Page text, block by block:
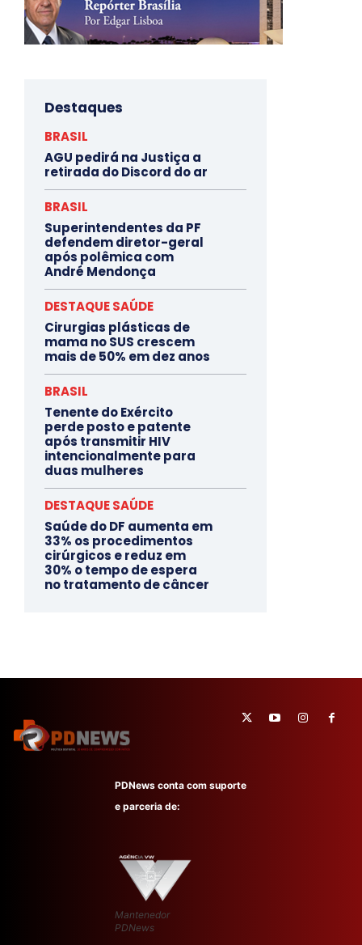
Destaques
BRASIL
AGU pedirá na Justiça a
retirada do Discord do ar
BRASIL
Superintendentes da PF
defendem diretor-geral
após polêmica com
André Mendonça
DESTAQUE SAÚDE
Cirurgias plásticas de
mama no SUS crescem
mais de 50% em dez anos
BRASIL
Tenente do Exército
perde posto e patente
após transmitir HIV
intencionalmente para
duas mulheres
DESTAQUE SAÚDE
Saúde do DF aumenta em
33% os procedimentos
cirúrgicos e reduz em
30% o tempo de espera
no tratamento de câncer
PDNews conta com suporte
e parceria de:
Mantenedor
PDNews